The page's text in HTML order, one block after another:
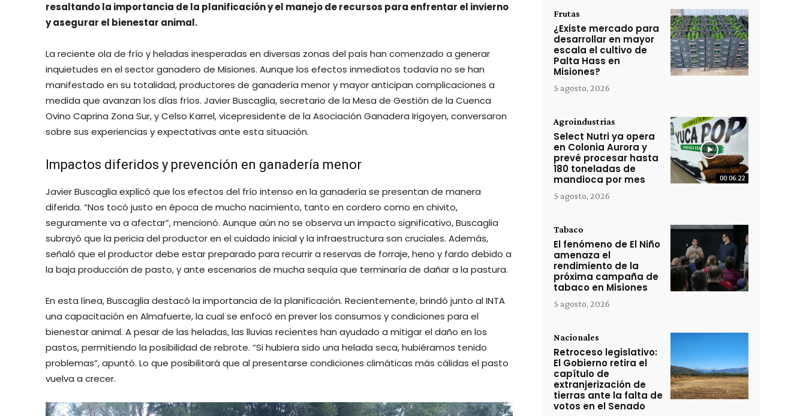
resaltando la importancia de la planificación y el manejo de recursos para enfrentar el invierno
y asegurar el bienestar animal.
La reciente ola de frío y heladas inesperadas en diversas zonas del país han comenzado a generar
inquietudes en el sector ganadero de Misiones. Aunque los efectos inmediatos todavía no se han
manifestado en su totalidad, productores de ganadería menor y mayor anticipan complicaciones a
medida que avanzan los días fríos. Javier Buscaglia, secretario de la Mesa de Gestión de la Cuenca
Ovino Caprina Zona Sur, y Celso Karrel, vicepresidente de la Asociación Ganadera Irigoyen, conversaron
sobre sus experiencias y expectativas ante esta situación.
Impactos diferidos y prevención en ganadería menor
Javier Buscaglia explicó que los efectos del frío intenso en la ganadería se presentan de manera
diferida. “Nos tocó justo en época de mucho nacimiento, tanto en cordero como en chivito,
seguramente va a afectar”, mencionó. Aunque aún no se observa un impacto significativo, Buscaglia
subrayó que la pericia del productor en el cuidado inicial y la infraestructura son cruciales. Además,
señaló que el productor debe estar preparado para recurrir a reservas de forraje, heno y fardo debido a
la baja producción de pasto, y ante escenarios de mucha sequía que terminaría de dañar a la pastura.
En esta línea, Buscaglia destacó la importancia de la planificación. Recientemente, brindó junto al INTA
una capacitación en Almafuerte, la cual se enfocó en prever los consumos y condiciones para el
bienestar animal. A pesar de las heladas, las lluvias recientes han ayudado a mitigar el daño en los
pastos, permitiendo la posibilidad de rebrote. “Si hubiera sido una helada seca, hubiéramos tenido
problemas”, apuntó. Lo que posibilitará que al presentarse condiciones climáticas más cálidas el pasto
vuelva a crecer.
Frutas
¿Existe mercado para
desarrollar en mayor
escala el cultivo de
Palta Hass en
Misiones?
5 agosto, 2026
00:06:22
Agroindustrias
Select Nutri ya opera
en Colonia Aurora y
prevé procesar hasta
180 toneladas de
mandioca por mes
5 agosto, 2026
Tabaco
El fenómeno de El Niño
amenaza el
rendimiento de la
próxima campaña de
tabaco en Misiones
5 agosto, 2026
Nacionales
Retroceso legislativo:
El Gobierno retira el
capítulo de
extranjerización de
tierras ante la falta de
votos en el Senado